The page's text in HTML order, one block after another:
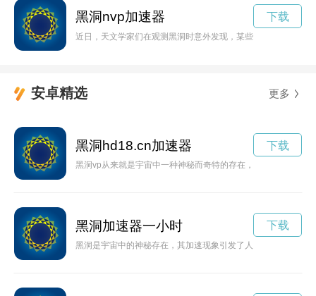
黑洞nvp加速器
近日，天文学家们在观测黑洞时意外发现，某些黑洞正在经历
下载
安卓精选 更多
黑洞hd18.cn加速器
黑洞vp从来就是宇宙中一种神秘而奇特的存在，让人们无法理
下载
黑洞加速器一小时
黑洞是宇宙中的神秘存在，其加速现象引发了人们的广泛关注
下载